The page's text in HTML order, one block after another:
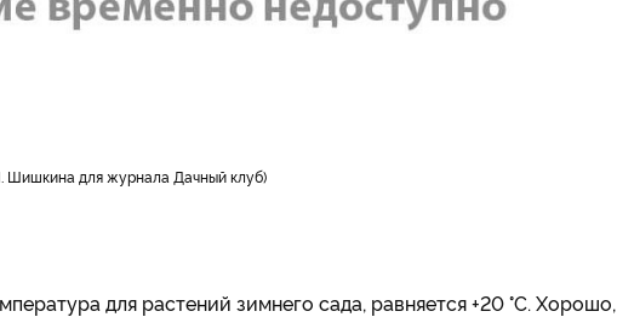
Шишкина для журнала Дачный клуб)
для растений зимнего сада, равняется +20 °С. Хорошо,